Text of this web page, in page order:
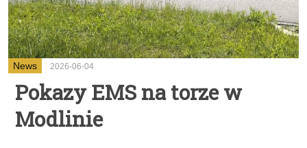
News 2026-06-04
Pokazy EMS na torze w
Modlinie